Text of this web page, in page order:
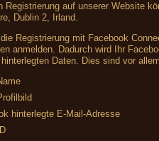
Registrierung auf unserer Website
Dublin 2, Irland.
Registrierung mit Facebook
anmelden. Dadurch wird Ihr
hinterlegten Daten. Dies sind vor
hinterlegte E-Mail-Adresse